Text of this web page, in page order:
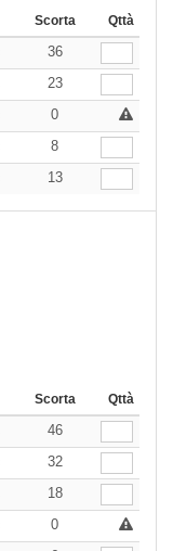
Scorta Qttà
36
23
0
8
13
Scorta Qttà
46
32
18
0